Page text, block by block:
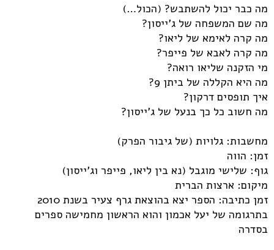
מה כבר יכול להשתבש? (הכול…)
מה שם המשפחה של ג'ייסון?
מה קרה לאימא של ליאו?
מה קרה לאבא של פייפר?
מי הזקנה שליאו רואה?
מה היא הקללה של ביתן 9?
איך תופסים דרקון?
מה חשוב כל כך בנעל של ג'ייסון?
מחשבות: גלויות (של גיבור הפרק)
זמן: הווה
גוף: שלישי מוגבל (נא בין ליאו, פייפר וג'ייסון)
מיקום: ארצות הברית
זמן כתיבה: הספר יצא בהוצאת גרף צעיר בשנת 2010
בתרגומה של יעל אכמון והוא הראשון מחמישה ספרים
בסדרה